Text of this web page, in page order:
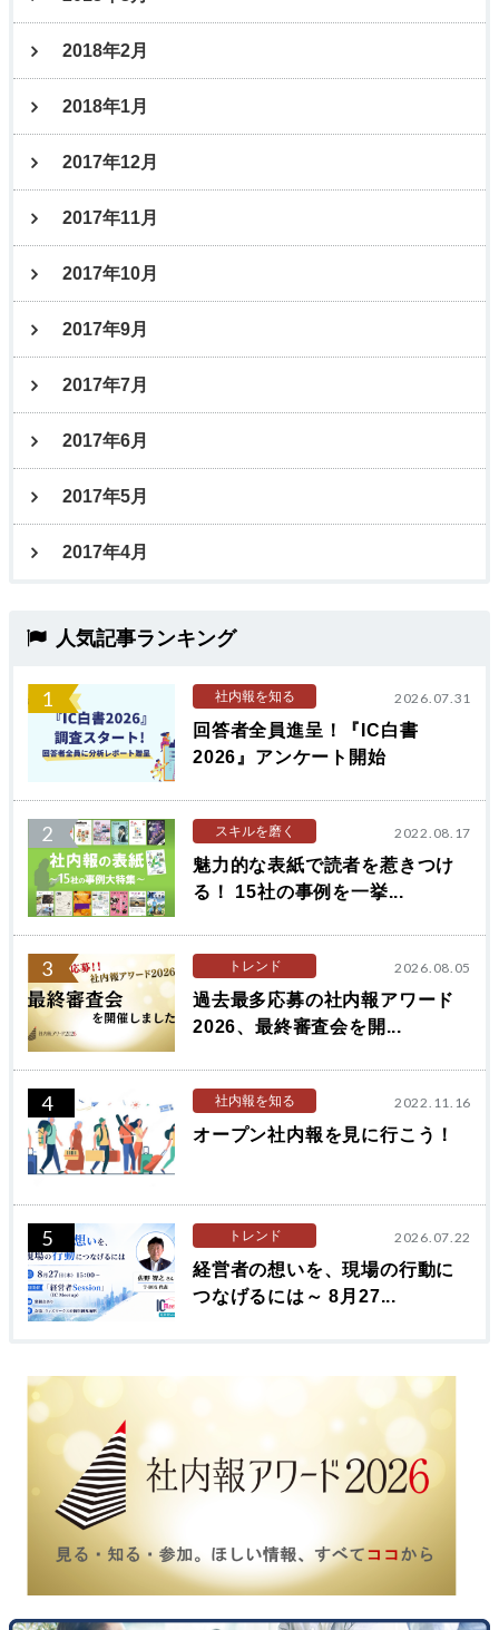
2018年2月
2018年1月
2017年12月
2017年11月
2017年10月
2017年9月
2017年7月
2017年6月
2017年5月
2017年4月
人気記事ランキング
1 社内報を知る 2026.07.31
回答者全員進呈！『IC白書
2026』アンケート開始
2 スキルを磨く 2022.08.17
魅力的な表紙で読者を惹きつけ
る！ 15社の事例を一挙...
3 トレンド 2026.08.05
過去最多応募の社内報アワード
2026、最終審査会を開...
4 社内報を知る 2022.11.16
オープン社内報を見に行こう！
5 トレンド 2026.07.22
経営者の想いを、現場の行動に
つなげるには～ 8月27...